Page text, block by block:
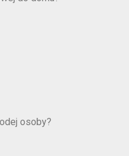
osoby?